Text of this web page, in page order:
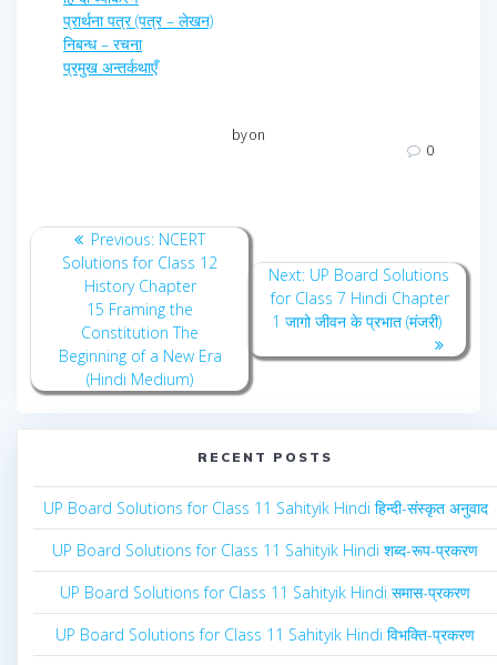
प्रार्थना पत्र (पत्र – लेखन)
निबन्ध – रचना
प्रमुख अन्तर्कथाएँ
byon
0
Post
navigation
Previous: Previous
post:
NCERT
Solutions for Class 12
History Chapter
15 Framing the
Constitution The
Beginning of a New Era
(Hindi Medium)
Next: Next
post:
UP Board Solutions
for Class 7 Hindi Chapter
1 जागो जीवन के प्रभात (मंजरी)
RECENT POSTS
UP Board Solutions for Class 11 Sahityik Hindi हिन्दी-संस्कृत अनुवाद
UP Board Solutions for Class 11 Sahityik Hindi शब्द-रूप-प्रकरण
UP Board Solutions for Class 11 Sahityik Hindi समास-प्रकरण
UP Board Solutions for Class 11 Sahityik Hindi विभक्ति-प्रकरण